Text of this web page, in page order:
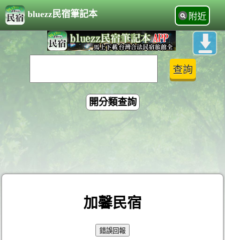
bluezz民宿筆記本 附近
開分類查詢
加馨民宿